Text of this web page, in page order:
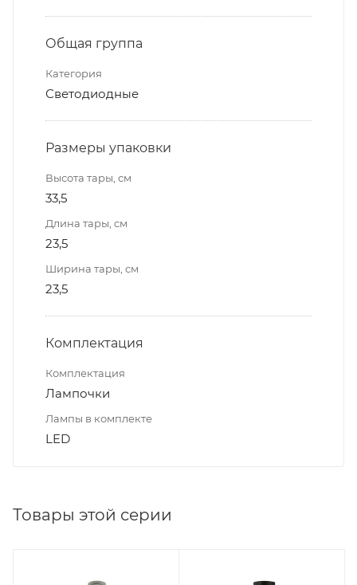
Общая группа
Категория
Светодиодные
Размеры упаковки
Высота тары, см
33,5
Длина тары, см
23,5
Ширина тары, см
23,5
Комплектация
Комплектация
Лампочки
Лампы в комплекте
LED
Товары этой серии